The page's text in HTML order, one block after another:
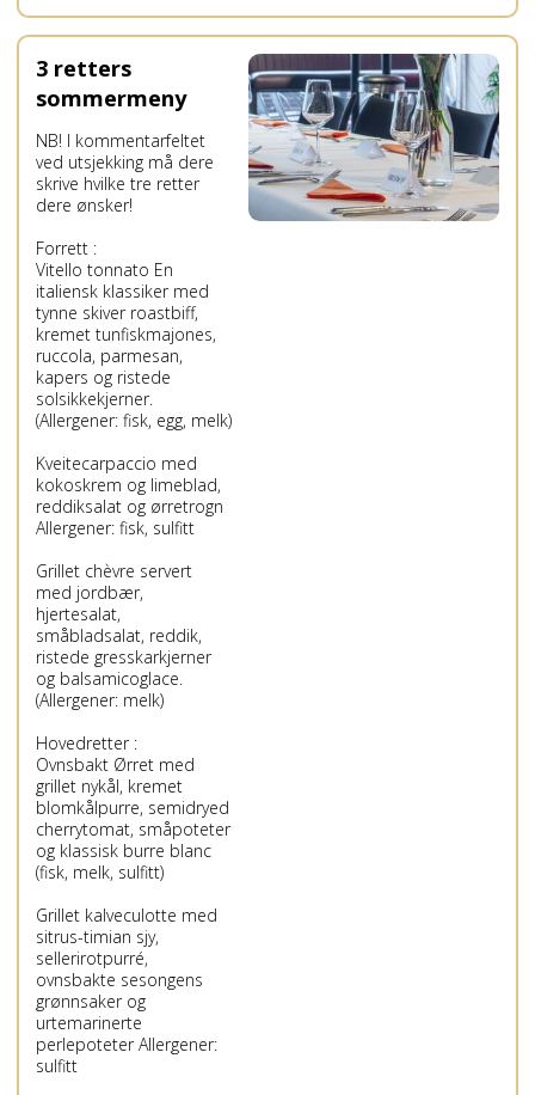
3 retters
sommermeny
NB! I kommentarfeltet
ved utsjekking må dere
skrive hvilke tre retter
dere ønsker!
Forrett :
Vitello tonnato En
italiensk klassiker med
tynne skiver roastbiff,
kremet tunfiskmajones,
ruccola, parmesan,
kapers og ristede
solsikkekjerner.
(Allergener: fisk, egg, melk)
Kveitecarpaccio med
kokoskrem og limeblad,
reddiksalat og ørretrogn
Allergener: fisk, sulfitt
Grillet chèvre servert
med jordbær,
hjertesalat,
småbladsalat, reddik,
ristede gresskarkjerner
og balsamicoglace.
(Allergener: melk)
Hovedretter :
Ovnsbakt Ørret med
grillet nykål, kremet
blomkålpurre, semidryed
cherrytomat, småpoteter
og klassisk burre blanc
(fisk, melk, sulfitt)
Grillet kalveculotte med
sitrus-timian sjy,
sellerirotpurré,
ovnsbakte sesongens
grønnsaker og
urtemarinerte
perlepoteter Allergener:
sulfitt